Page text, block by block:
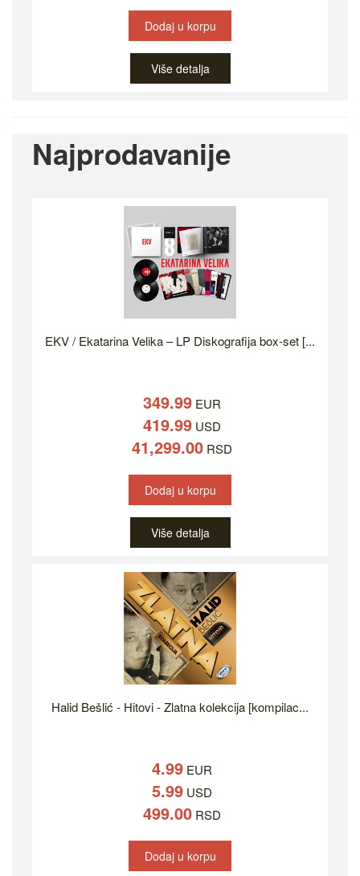
Dodaj u korpu
Više detalja
Najprodavanije
EKV / Ekatarina Velika – LP Diskografija box-set [...
349.99 EUR
419.99 USD
41,299.00 RSD
Dodaj u korpu
Više detalja
Halid Bešlić - Hitovi - Zlatna kolekcija [kompilac...
4.99 EUR
5.99 USD
499.00 RSD
Dodaj u korpu